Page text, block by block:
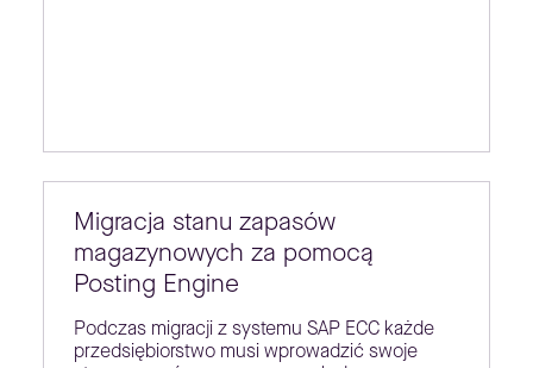
Migracja stanu zapasów
magazynowych za pomocą
Posting Engine
Podczas migracji z systemu SAP ECC każde
przedsiębiorstwo musi wprowadzić swoje